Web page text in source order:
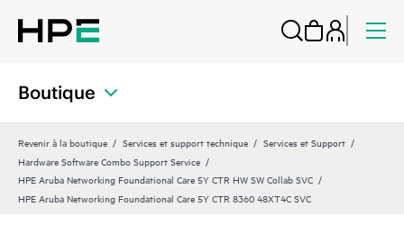
Boutique
Revenir à la boutique Services et support technique
Services et Support
Hardware Software Combo Support Service
HPE Aruba Networking Foundational Care 5Y CTR HW SW Collab SVC
HPE Aruba Networking Foundational Care 5Y CTR 8360 48XT4C SVC